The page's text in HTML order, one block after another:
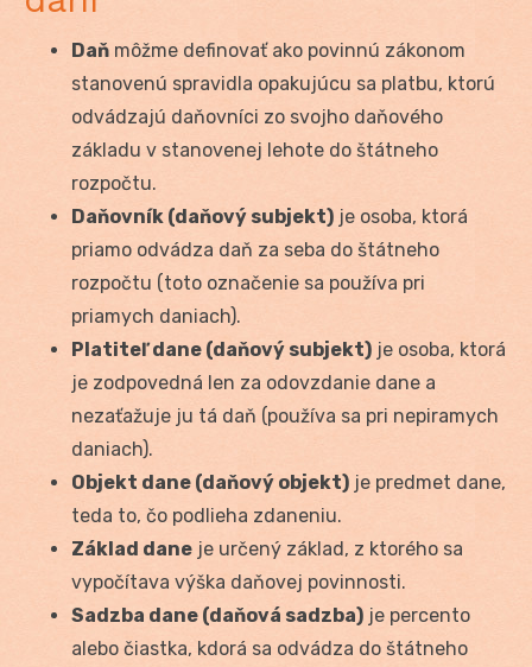
Daň môžme definovať ako povinnú zákonom
stanovenú spravidla opakujúcu sa platbu, ktorú
odvádzajú daňovníci zo svojho daňového
základu v stanovenej lehote do štátneho
rozpočtu.
Daňovník (daňový subjekt) je osoba, ktorá
priamo odvádza daň za seba do štátneho
rozpočtu (toto označenie sa používa pri
priamych daniach).
Platiteľ dane (daňový subjekt) je osoba, ktorá
je zodpovedná len za odovzdanie dane a
nezaťažuje ju tá daň (používa sa pri nepiramych
daniach).
Objekt dane (daňový objekt) je predmet dane,
teda to, čo podlieha zdaneniu.
Základ dane je určený základ, z ktorého sa
vypočítava výška daňovej povinnosti.
Sadzba dane (daňová sadzba) je percento
alebo čiastka, kdorá sa odvádza do štátneho